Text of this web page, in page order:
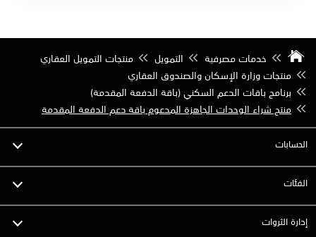
خدمات مصرفية التمويل
منتجات التمويل العقاري
منتجات وزارة الإسكان والصندوق العقاري
برنامج باقات الدعم السكني (باقة الدفعة المقدمة)
منتج شراء الوحدات الجاهزة المدعوم باقة دعم الدفعة المقدمة
الحسابات
الفئات
إدارة الثروات